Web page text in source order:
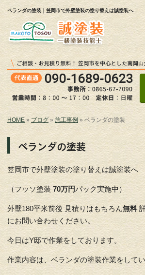
ベランダの塗装｜笠岡市で外壁塗装の塗り替えは誠塗装へ
HOME» ブログ» 施工事例 » ベランダの塗装
ベランダの塗装
笠岡市で外壁塗装の塗り替えは誠塗装へ
（フッソ塗装 70万円パック実施中）
外壁180平米前後 見積りはもちろん無料
にお問い合わせください。
今日はY邸で作業をしております。
作業内容は、ベランダの塗装作業をしてい